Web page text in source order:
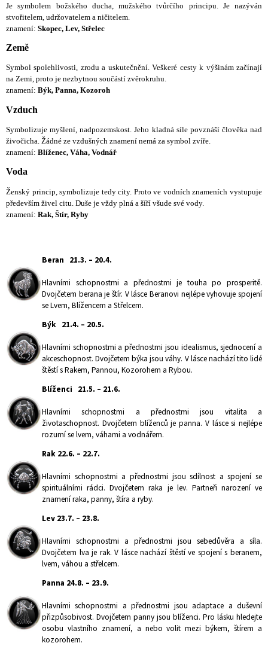
Je symbolem božského ducha, mužského tvůrčího principu. Je nazýván
stvořitelem, udržovatelem a ničitelem.
znamení: Skopec, Lev, Střelec
Země
Symbol spolehlivosti, zrodu a uskutečnění. Veškeré cesty k výšinám začínají
na Zemi, proto je nezbytnou součástí zvěrokruhu.
znamení: Býk, Panna, Kozoroh
Vzduch
Symbolizuje myšlení, nadpozemskost. Jeho kladná síle povznáší člověka nad
živočicha. Žádné ze vzdušných znamení nemá za symbol zvíře.
znamení: Blíženec, Váha, Vodnář
Voda
Ženský princip, symbolizuje tedy city. Proto ve vodních znameních vystupuje
především živel citu. Duše je vždy plná a šíří všude své vody.
znamení: Rak, Štír, Ryby
Beran 21.3. – 20.4.
Hlavními schopnostmi a přednostmi je touha po prosperitě.
Dvojčetem berana je štír. V lásce Beranovi nejlépe vyhovuje spojení
se Lvem, Blížencem a Střelcem.
Býk 21.4. – 20.5.
Hlavními schopnostmi a přednostmi jsou idealismus, sjednocení a
akceschopnost. Dvojčetem býka jsou váhy. V lásce nachází tito lidé
štěstí s Rakem, Pannou, Kozorohem a Rybou.
Blíženci 21.5. – 21.6.
Hlavními schopnostmi a přednostmi jsou vitalita a
životaschopnost. Dvojčetem blíženců je panna. V lásce si nejlépe
rozumí se lvem, váhami a vodnářem.
Rak 22.6. – 22.7.
Hlavními schopnostmi a přednostmi jsou sdílnost a spojení se
spirituálními rádci. Dvojčetem raka je lev. Partneři narození ve
znamení raka, panny, štíra a ryby.
Lev 23.7. – 23.8.
Hlavními schopnostmi a přednostmi jsou sebedůvěra a síla.
Dvojčetem lva je rak. V lásce nachází štěstí ve spojení s beranem,
lvem, váhou a střelcem.
Panna 24.8. – 23.9.
Hlavními schopnostmi a přednostmi jsou adaptace a duševní
přizpůsobivost. Dvojčetem panny jsou blíženci. Pro lásku hledejte
osobu vlastního znamení, a nebo volit mezi býkem, štírem a
kozorohem.